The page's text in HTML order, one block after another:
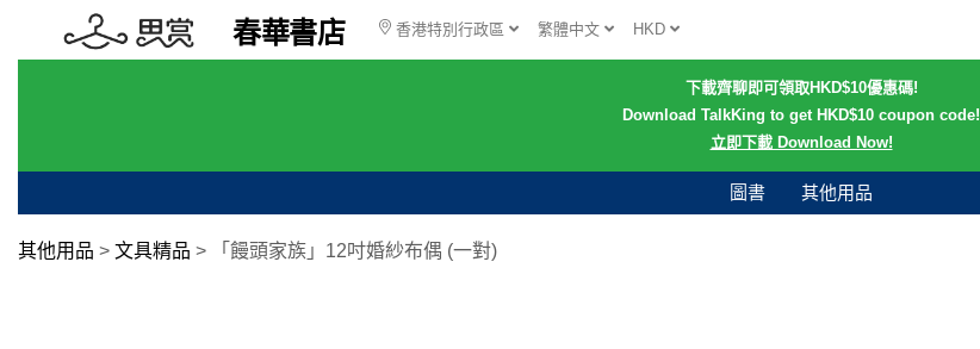
春華書店 香港特別行政區 繁體中文 HKD
下載齊聊即可領取HKD$10優惠碼!
Download TalkKing to get HKD$10 coupon code!
立即下載 Download Now!
圖書 其他用品
其他用品 > 文具精品 > 「饅頭家族」12吋婚紗布偶 (一對)